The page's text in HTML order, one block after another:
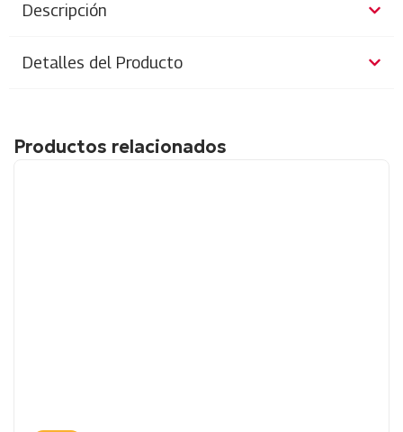
Descripción
Detalles del Producto
Productos relacionados